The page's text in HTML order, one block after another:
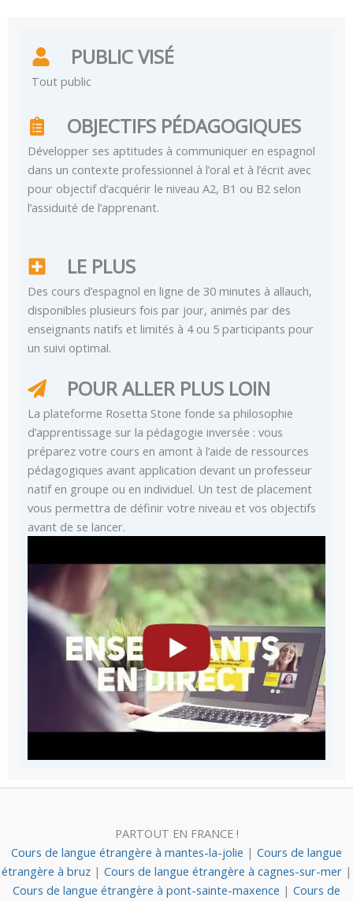
PUBLIC VISÉ
Tout public
OBJECTIFS PÉDAGOGIQUES
Développer ses aptitudes à communiquer en espagnol
dans un contexte professionnel à l’oral et à l’écrit avec
pour objectif d’acquérir le niveau A2, B1 ou B2 selon
l’assiduité de l’apprenant.
LE PLUS
Des cours d’espagnol en ligne de 30 minutes à allauch,
disponibles plusieurs fois par jour, animés par des
enseignants natifs et limités à 4 ou 5 participants pour
un suivi optimal.
POUR ALLER PLUS LOIN
La plateforme Rosetta Stone fonde sa philosophie
d’apprentissage sur la pédagogie inversée : vous
préparez votre cours en amont à l’aide de ressources
pédagogiques avant application devant un professeur
natif en groupe ou en individuel. Un test de placement
vous permettra de définir votre niveau et vos objectifs
avant de se lancer.
PARTOUT EN FRANCE !
Cours de langue étrangère à mantes-la-jolie | Cours de langue
étrangère à bruz | Cours de langue étrangère à cagnes-sur-mer |
Cours de langue étrangère à pont-sainte-maxence | Cours de